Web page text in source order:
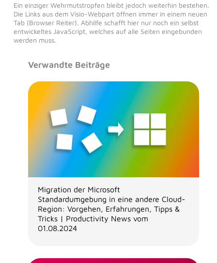
Ein einziger Wehrmutstropfen bleibt jedoch weiterhin bestehen.
Die Links aus dem Visio-Webpart öffnen immer in einem neuen
Tab (Browser Reiter). Abhilfe schafft hier nur noch ein selbst
entwickeltes JavaScript, welches auf alle Seiten eingebunden
werden muss.
Verwandte Beiträge
Migration der Microsoft
Standardumgebung in eine andere Cloud-
Region: Vorgehen, Erfahrungen, Tipps &
Tricks | Productivity News vom
01.08.2024